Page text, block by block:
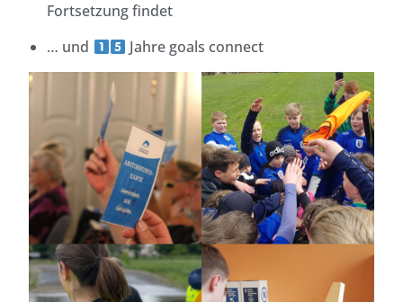
Fortsetzung findet
… und
Jahre goals connect